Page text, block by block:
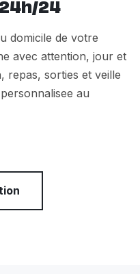
24
domicile de votre
avec attention, jour et
repas, sorties et veille
au